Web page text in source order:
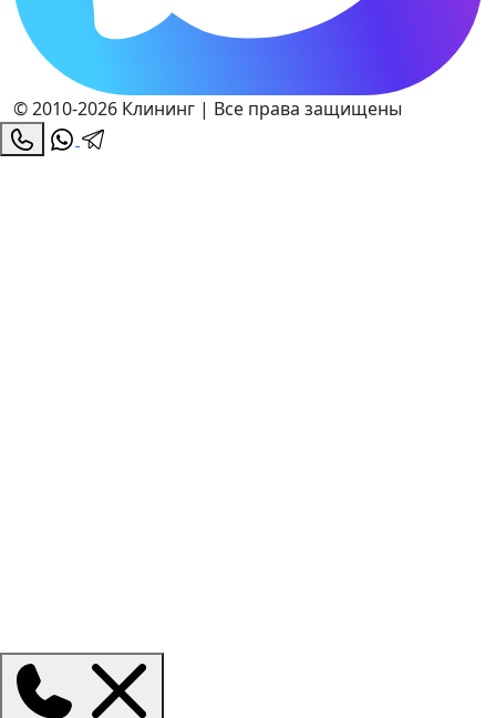
© 2010-2026 Клининг | Все права защищены